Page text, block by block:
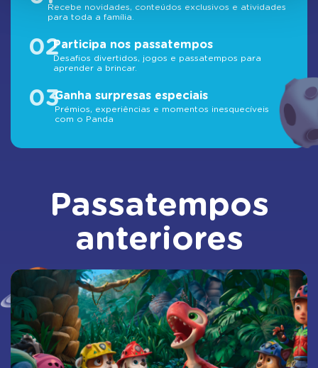
Recebe novidades, conteúdos exclusivos e atividades
para toda a família.
02Participa nos passatempos
Desafios divertidos, jogos e passatempos para
aprender a brincar.
03Ganha surpresas especiais
Prémios, experiências e momentos inesquecíveis
com o Panda
Passatempos
anteriores